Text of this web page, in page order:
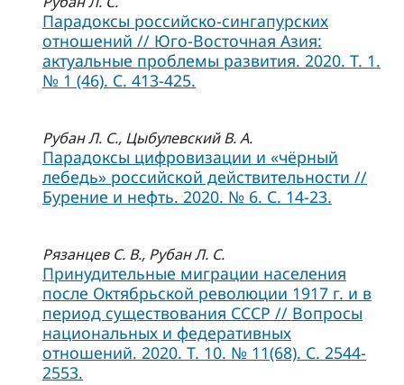
Парадоксы российско-сингапурских
отношений // Юго-Восточная Азия:
актуальные проблемы развития. 2020. Т. 1.
№ 1 (46). С. 413-425.
Рубан Л. С., Цыбулевский В. А.
Парадоксы цифровизации и «чёрный
лебедь» российской действительности //
Бурение и нефть. 2020. № 6. С. 14-23.
Рязанцев С. В., Рубан Л. С.
Принудительные миграции населения
после Октябрьской революции 1917 г. и в
период существования СССР // Вопросы
национальных и федеративных
отношений. 2020. Т. 10. № 11(68). С. 2544-
2553.